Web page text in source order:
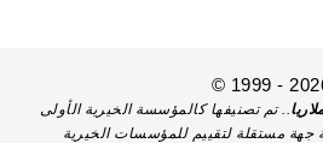
© 1999 -
.. تم تصنيفها كالمؤسسة الخيرية الأولى
جهة مستقلة لتقييم للمؤسسات الخيرية